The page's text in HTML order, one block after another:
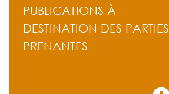
PUBLICATIONS À
DESTINATION DES PARTIES
PRENANTES